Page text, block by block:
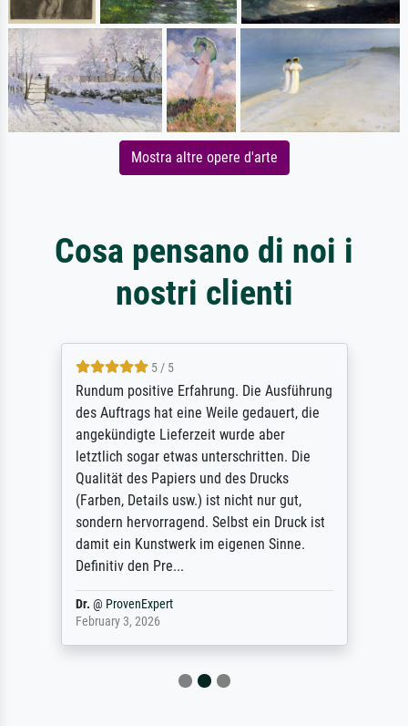
Mostra altre opere d'arte
Cosa pensano di noi i
nostri clienti
5 / 5
Rundum positive Erfahrung. Die Ausführung
des Auftrags hat eine Weile gedauert, die
angekündigte Lieferzeit wurde aber
letztlich sogar etwas unterschritten. Die
Qualität des Papiers und des Drucks
(Farben, Details usw.) ist nicht nur gut,
sondern hervorragend. Selbst ein Druck ist
damit ein Kunstwerk im eigenen Sinne.
Definitiv den Pre...
Dr. @ ProvenExpert
February 3, 2026